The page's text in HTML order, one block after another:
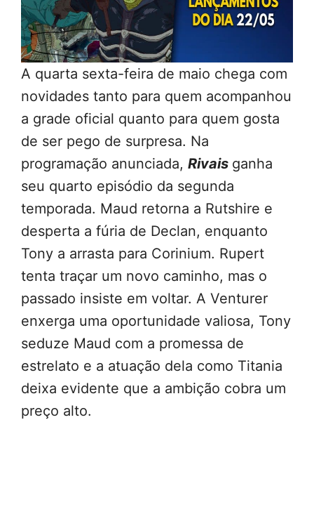
A quarta sexta-feira de maio chega com
novidades tanto para quem acompanhou
a grade oficial quanto para quem gosta
de ser pego de surpresa. Na
programação anunciada, Rivais ganha
seu quarto episódio da segunda
temporada. Maud retorna a Rutshire e
desperta a fúria de Declan, enquanto
Tony a arrasta para Corinium. Rupert
tenta traçar um novo caminho, mas o
passado insiste em voltar. A Venturer
enxerga uma oportunidade valiosa, Tony
seduze Maud com a promessa de
estrelato e a atuação dela como Titania
deixa evidente que a ambição cobra um
preço alto.